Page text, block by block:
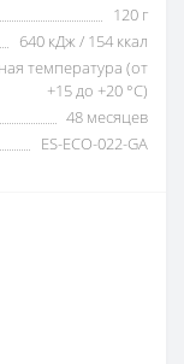
120 г
640 кДж / 154 ккал
температура (от
+15 до +20 °C)
48 месяцев
ES-ECO-022-GA